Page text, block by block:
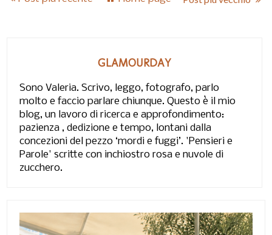
GLAMOURDAY
Sono Valeria. Scrivo, leggo, fotografo, parlo
molto e faccio parlare chiunque. Questo è il mio
blog, un lavoro di ricerca e approfondimento:
pazienza , dedizione e tempo, lontani dalla
concezioni del pezzo ‘mordi e fuggi’. 'Pensieri e
Parole' scritte con inchiostro rosa e nuvole di
zucchero.